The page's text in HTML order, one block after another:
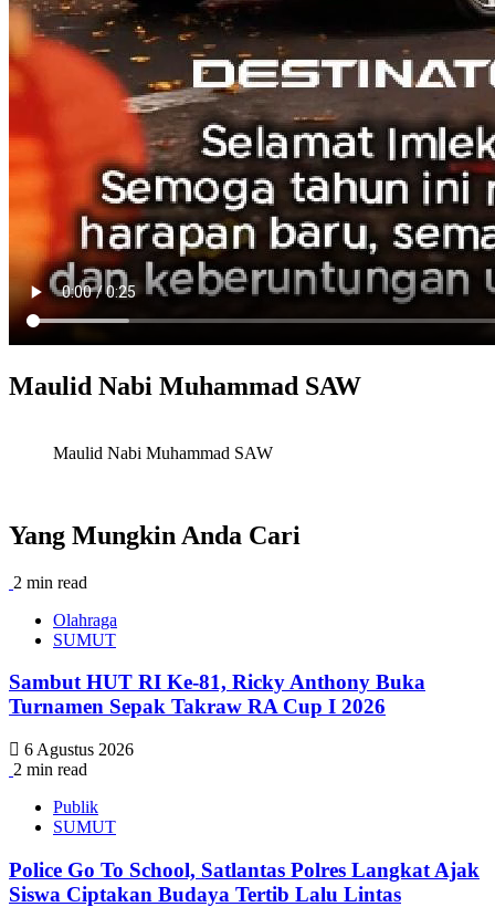
Maulid Nabi Muhammad SAW
Maulid Nabi Muhammad SAW
Yang Mungkin Anda Cari
2 min read
Olahraga
SUMUT
Sambut HUT RI Ke-81, Ricky Anthony Buka
Turnamen Sepak Takraw RA Cup I 2026
6 Agustus 2026
2 min read
Publik
SUMUT
Police Go To School, Satlantas Polres Langkat Ajak
Siswa Ciptakan Budaya Tertib Lalu Lintas